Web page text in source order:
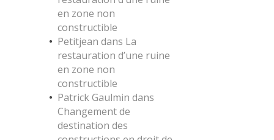
en zone non
constructible
Petitjean dans La
restauration d’une ruine
en zone non
constructible
Patrick Gaulmin dans
Changement de
destination des